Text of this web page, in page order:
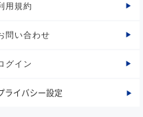
用規約
問い合わせ
グイン
ライバシー設定